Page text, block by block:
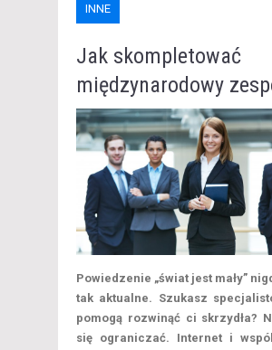
INNE
Jak skompletować
międzynarodowy
Powiedzenie „świat jest mały”
tak aktualne. Szukasz
pomogą rozwinąć ci skrzydła?
się ograniczać. Internet i